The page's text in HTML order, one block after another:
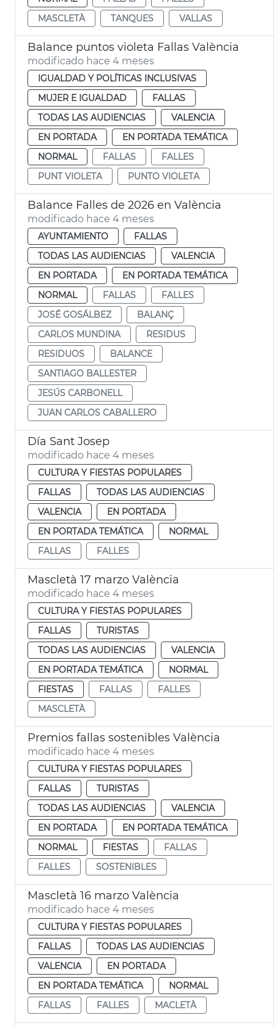
MASCLETÀ
TANQUES VALLAS
Balance puntos violeta Fallas València
modificado hace 4 meses
IGUALDAD Y POLÍTICAS INCLUSIVAS
MUJER E IGUALDAD
FALLAS
TODAS LAS AUDIENCIAS
VALENCIA
EN PORTADA
EN PORTADA TEMÁTICA
NORMAL
FALLAS
FALLES
PUNT VIOLETA
PUNTO VIOLETA
Balance Falles de 2026 en València
modificado hace 4 meses
AYUNTAMIENTO
FALLAS
TODAS LAS AUDIENCIAS
VALENCIA
EN PORTADA
EN PORTADA TEMÁTICA
NORMAL
FALLAS
FALLES
JOSÉ GOSÁLBEZ
BALANÇ
CARLOS MUNDINA
RESIDUS
RESIDUOS
BALANCE
SANTIAGO BALLESTER
JESÚS CARBONELL
JUAN CARLOS CABALLERO
Día Sant Josep
modificado hace 4 meses
CULTURA Y FIESTAS POPULARES
FALLAS
TODAS LAS AUDIENCIAS
VALENCIA
EN PORTADA
EN PORTADA TEMÁTICA
NORMAL
FALLAS
FALLES
Mascletà 17 marzo València
modificado hace 4 meses
CULTURA Y FIESTAS POPULARES
FALLAS
TURISTAS
TODAS LAS AUDIENCIAS
VALENCIA
EN PORTADA TEMÁTICA
NORMAL
FIESTAS
FALLAS
FALLES
MASCLETÀ
Premios fallas sostenibles València
modificado hace 4 meses
CULTURA Y FIESTAS POPULARES
FALLAS
TURISTAS
TODAS LAS AUDIENCIAS
VALENCIA
EN PORTADA
EN PORTADA TEMÁTICA
NORMAL
FIESTAS
FALLAS
FALLES
SOSTENIBLES
Mascletà 16 marzo València
modificado hace 4 meses
CULTURA Y FIESTAS POPULARES
FALLAS
TODAS LAS AUDIENCIAS
VALENCIA
EN PORTADA
EN PORTADA TEMÁTICA
NORMAL
FALLAS
FALLES MACLETÀ